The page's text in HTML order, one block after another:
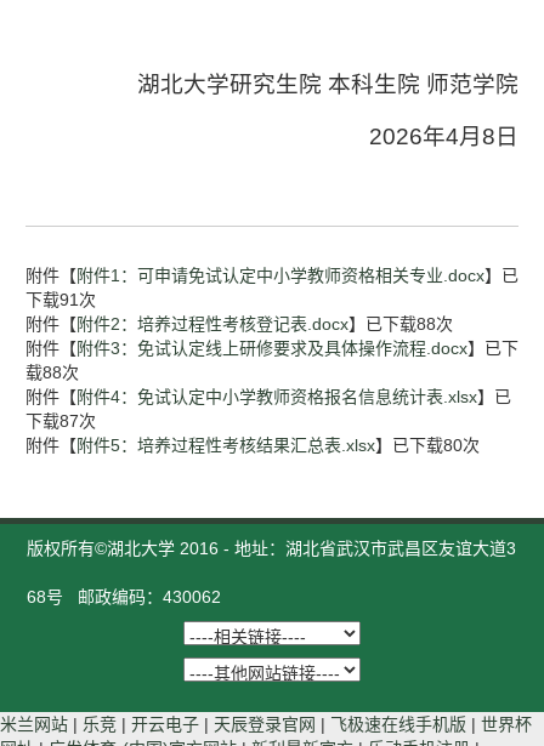
湖北大学研究生院 本科生院 师范学院
2026年4月8日
附件【附件1：可申请免试认定中小学教师资格相关专业.docx】已
下载91次
附件【附件2：培养过程性考核登记表.docx】已下载88次
附件【附件3：免试认定线上研修要求及具体操作流程.docx】已下
载88次
附件【附件4：免试认定中小学教师资格报名信息统计表.xlsx】已
下载87次
附件【附件5：培养过程性考核结果汇总表.xlsx】已下载80次
版权所有©湖北大学 2016 - 地址：湖北省武汉市武昌区友谊大道3
68号 邮政编码：430062
米兰网站 | 乐竞 | 开云电子 | 天辰登录官网 | 飞极速在线手机版 | 世界杯